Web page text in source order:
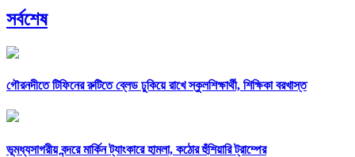
সর্বশেষ
গৌরনদীতে টিফিনের রুটিতে ব্লেড ঢুকিয়ে রাখে স্কুলশিক্ষার্থী, শিক্ষিকা বরখাস্ত
ভূমধ্যসাগরীয় বন্দরে মার্কিন ট্যাংকারে হামলা, কঠোর হুঁশিয়ারি ট্রাম্পের